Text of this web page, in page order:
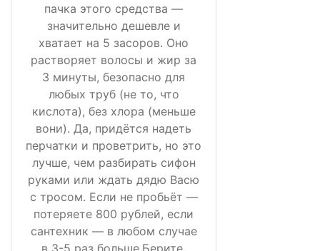
пачка этого средства —
значительно дешевле и
хватает на 5 засоров. Оно
растворяет волосы и жир за
3 минуты, безопасно для
любых труб (не то, что
кислота), без хлора (меньше
вони). Да, придётся надеть
перчатки и проветрить, но это
лучше, чем разбирать сифон
руками или ждать дядю Васю
с тросом. Если не пробьёт —
потеряете 800 рублей, если
сантехник — в любом случае
в 3-5 раз больше.Берите,